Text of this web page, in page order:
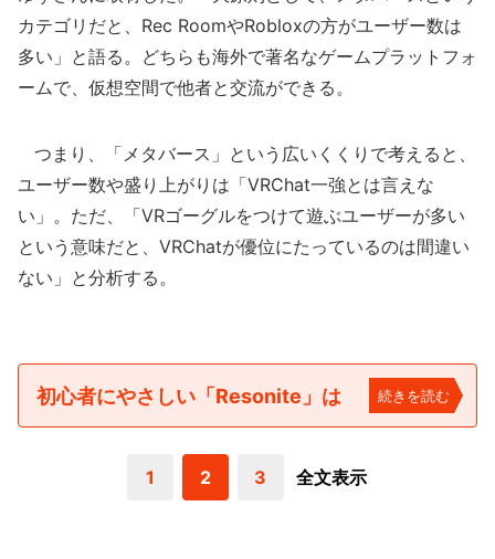
カテゴリだと、Rec RoomやRobloxの方がユーザー数は
多い」と語る。どちらも海外で著名なゲームプラットフォ
ームで、仮想空間で他者と交流ができる。
つまり、「メタバース」という広いくくりで考えると、
ユーザー数や盛り上がりは「VRChat一強とは言えな
い」。ただ、「VRゴーグルをつけて遊ぶユーザーが多い
という意味だと、VRChatが優位にたっているのは間違い
ない」と分析する。
初心者にやさしい「Resonite」は 続きを読む
1 2 3 全文表示